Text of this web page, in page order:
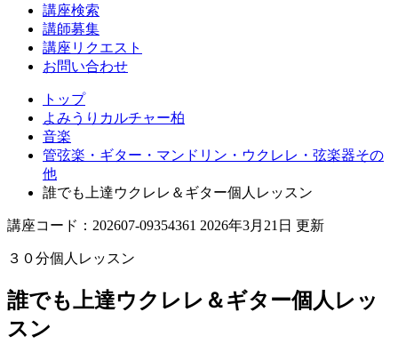
講座検索
講師募集
講座リクエスト
お問い合わせ
トップ
よみうりカルチャー柏
音楽
管弦楽・ギター・マンドリン・ウクレレ・弦楽器その
他
誰でも上達ウクレレ＆ギター個人レッスン
講座コード：202607-09354361 2026年3月21日 更新
３０分個人レッスン
誰でも上達ウクレレ＆ギター個人レッ
スン